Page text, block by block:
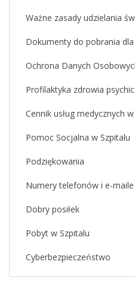
Ważne zasady udzielania
Dokumenty do pobrania
Ochrona Danych
Profilaktyka zdrowia
Cennik usług medycznych
Pomoc Socjalna w Szpitalu
Podziękowania
Numery telefonów i e-maile
Dobry posiłek
Pobyt w Szpitalu
Cyberbezpieczeństwo